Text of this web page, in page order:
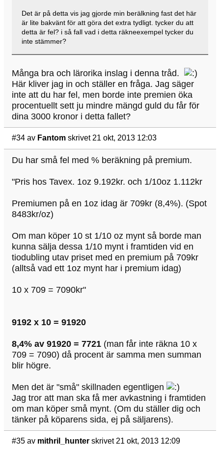
Det är på detta vis jag gjorde min berälkning fast det här
är lite bakvänt för att göra det extra tydligt. tycker du att
detta är fel? i så fall vad i detta räkneexempel tycker du
inte stämmer?
Många bra och lärorika inslag i denna tråd.
Här kliver jag in och ställer en fråga. Jag säger
inte att du har fel, men borde inte premien öka
procentuellt sett ju mindre mängd guld du får för
dina 3000 kronor i detta fallet?
#34 av Fantom skrivet 21 okt, 2013 12:03
Du har små fel med % beräkning på premium.
"Pris hos Tavex. 1oz 9.192kr. och 1/10oz 1.112kr
Premiumen på en 1oz idag är 709kr (8,4%). (Spot
8483kr/oz)
Om man köper 10 st 1/10 oz mynt så borde man
kunna sälja dessa 1/10 mynt i framtiden vid en
tiodubling utav priset med en premium på 709kr
(alltså vad ett 1oz mynt har i premium idag)
10 x 709 = 7090kr"
9192 x 10 = 91920
8,4% av 91920 = 7721 (man får inte räkna 10 x
709 = 7090) då procent är samma men summan
blir högre.
Men det är "små" skillnaden egentligen
Jag tror att man ska få mer avkastning i framtiden
om man köper små mynt. (Om du ställer dig och
tänker på köparens sida, ej på säljarens).
#35 av mithril_hunter skrivet 21 okt, 2013 12:09